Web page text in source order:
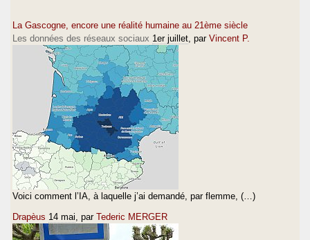
La Gascogne, encore une réalité humaine au 21ème siècle
Les données des réseaux sociaux 1er juillet , par Vincent P.
Voici comment l’IA, à laquelle j’ai demandé, par flemme, (…)
Drapèus 14 mai , par Tederic MERGER